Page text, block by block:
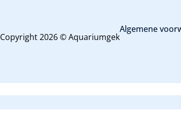
Copyright 2026 © Aquariumgek
Algemene